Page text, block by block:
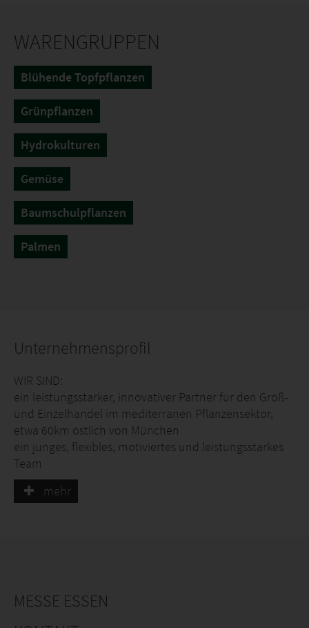
WARENGRUPPEN
Blühende Topfpflanzen
Grünpflanzen
Hydrokulturen
Gemüse
Baumschulpflanzen
Palmen
Unternehmensprofil
WIR SIND:
ein leistungsstarker, innovativer Partner für den Groß-
und Einzelhandel im mediterranen Pflanzensektor,
etwa 60km östlich von München
ein junges, flexibles, motiviertes und leistungsstarkes
Team
Ware im Direktversand aus Albenga, der Toskana,
Sizilien, Apulien und Spanien
mehr
MESSE ESSEN